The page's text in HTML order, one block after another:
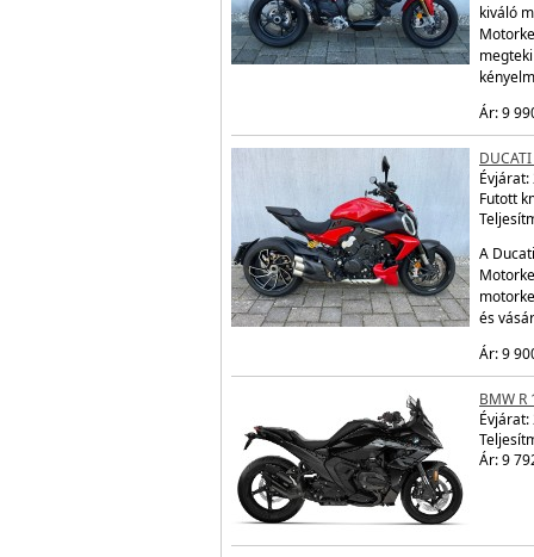
kiváló
Ár: 9
Évjárat:
Futott
A
és
Ár: 9
BMW R
Évjárat:
Ár: 9